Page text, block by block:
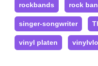
rockbands rock
singer-songwriter
vinyl platen